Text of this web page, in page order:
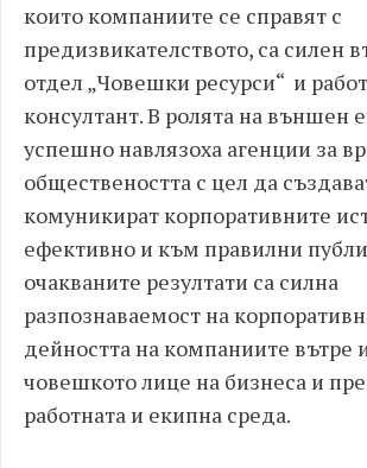
които компаниите се справят с
предизвикателството, са силен
отдел „Човешки ресурси“ и
консултант. В ролята на външен
успешно навлязоха агенции за
обществеността с цел да
комуникират корпоративните
ефективно и към правилни
очакваните резултати са силна
разпознаваемост на
дейността на компаниите вътре
човешкото лице на бизнеса и
работната и екипна среда.